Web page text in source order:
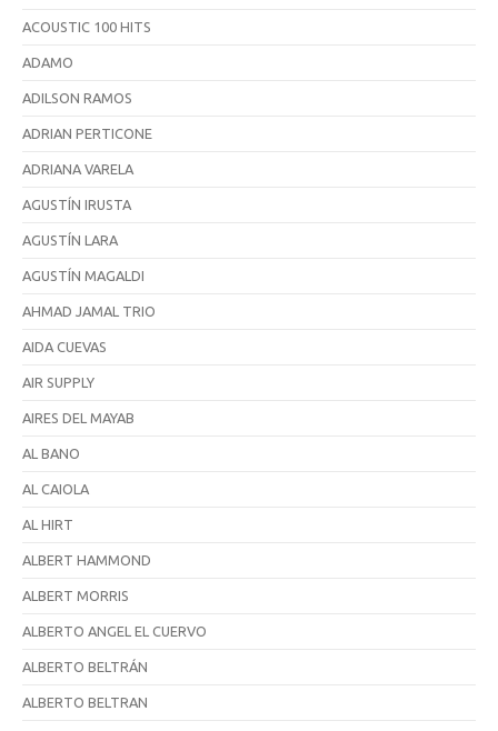
ACOUSTIC 100 HITS
ADAMO
ADILSON RAMOS
ADRIAN PERTICONE
ADRIANA VARELA
AGUSTÍN IRUSTA
AGUSTÍN LARA
AGUSTÍN MAGALDI
AHMAD JAMAL TRIO
AIDA CUEVAS
AIR SUPPLY
AIRES DEL MAYAB
AL BANO
AL CAIOLA
AL HIRT
ALBERT HAMMOND
ALBERT MORRIS
ALBERTO ANGEL EL CUERVO
ALBERTO BELTRÁN
ALBERTO BELTRAN